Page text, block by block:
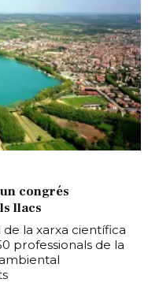
congrés
llacs
la xarxa científica
professionals de la